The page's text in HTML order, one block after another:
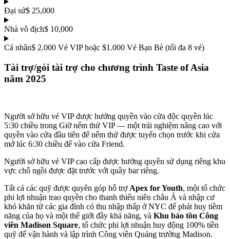
Đại sứ$ 25,000
Nhà vô địch$ 10,000
Cá nhân$ 2.000 Vé VIP hoặc $1.000 Vé Bạn Bè (tối đa 8 vé)
Tài trợ/gói tài trợ cho chương trình Taste of Asia
năm 2025
Người sở hữu vé VIP được hưởng quyền vào cửa độc quyền lúc
5:30 chiều trong Giờ nếm thử VIP — một trải nghiệm nâng cao với
quyền vào cửa đầu tiên để nếm thử được tuyển chọn trước khi cửa
mở lúc 6:30 chiều để vào cửa Friend.
Người sở hữu vé VIP cao cấp được hưởng quyền sử dụng riêng khu
vực chỗ ngồi được đặt trước với quầy bar riêng.
Tất cả các quỹ được quyên góp hỗ trợ Apex for Youth, một tổ chức
phi lợi nhuận trao quyền cho thanh thiếu niên châu Á và nhập cư
khó khăn từ các gia đình có thu nhập thấp ở NYC để phát huy tiềm
năng của họ và một thế giới đầy khả năng, và Khu bảo tồn Công
viên Madison Square, tổ chức phi lợi nhuận huy động 100% tiền
quỹ để vận hành và lập trình Công viên Quảng trường Madison.